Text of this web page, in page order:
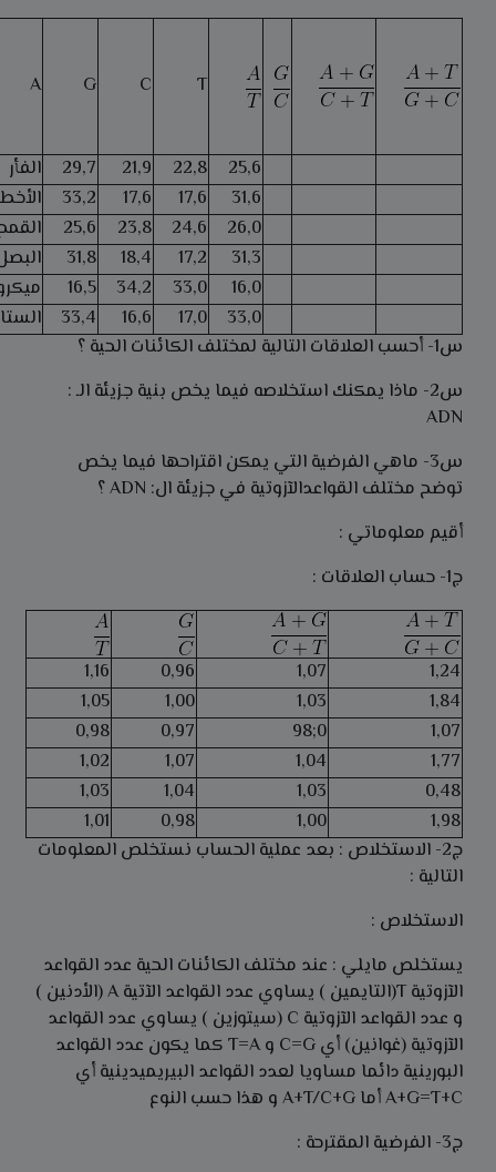
T
C
G
A
25,6
22,8
21,9
29,7
الفأر
31,6
17,6
17,6
33,2
26,0
24,6
23,8
25,6
31,3
17,2
18,4
31,8
16,0
33,0
34,2
16,5
33,0
17,0
16,6
33,4
س1- أحسب العلاقات التالية لمختلف الكائنات الحية ؟
س2- ماذا يمكنك استخلاصه فيما يخص بنية جزيئة الـ :
ADN
س3- ماهي الفرضية التي يمكن اقتراحها فيما يخص
توضح مختلف القواعدالآزوتية في جزيئة ال: ADN ؟
أقيم معلوماتي :
ج1- حساب العلاقات :
1,24
1,07
0,96
1,16
1,84
1,03
1,00
1,05
1,07
0;98
0,97
0,98
1,77
1,04
1,07
1,02
0,48
1,03
1,04
1,03
1,98
1,00
0,98
1,01
ج2- الاستخلاص : بعد عملية الحساب نستخلص المعلومات
التالية :
الاستخلاص :
يستخلص مايلي : عند مختلف الكائنات الحية عدد القواعد
الآزوتية T(التايمين ) يساوي عدد القواعد الآتية A (الأدنين )
و عدد القواعد الآزوتية C (سيتوزين ) يساوي عدد القواعد
الآزوتية (غوانين) أي C=G و T=A كما يكون عدد القواعد
البورينية دائما مساويا لعدد القواعد البيريميدينية أي
A+G=T+C أما A+T/C+G و هذا حسب النوع
ج3- الفرضية المقترحة :